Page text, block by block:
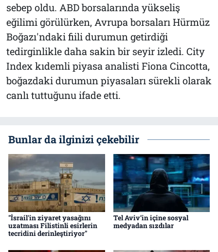
sebep oldu. ABD borsalarında yükseliş
eğilimi görülürken, Avrupa borsaları Hürmüz
Boğazı'ndaki fiili durumun getirdiği
tedirginlikle daha sakin bir seyir izledi. City
Index kıdemli piyasa analisti Fiona Cincotta,
boğazdaki durumun piyasaları sürekli olarak
canlı tuttuğunu ifade etti.
Bunlar da ilginizi çekebilir
"İsrail'in ziyaret yasağını
uzatması Filistinli esirlerin
tecridini derinleştiriyor"
Tel Aviv’in içine sosyal
medyadan sızdılar